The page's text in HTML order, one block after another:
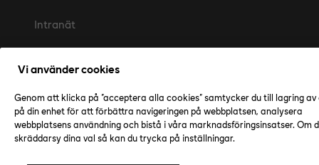
Intranät
Vi använder cookies
Genom att klicka på "acceptera alla cookies" samtycker du till lagring av
på din enhet för att förbättra navigeringen på webbplatsen, analysera
webbplatsens användning och bistå i våra marknadsföringsinsatser. Om
skräddarsy dina val så kan du trycka på inställningar.